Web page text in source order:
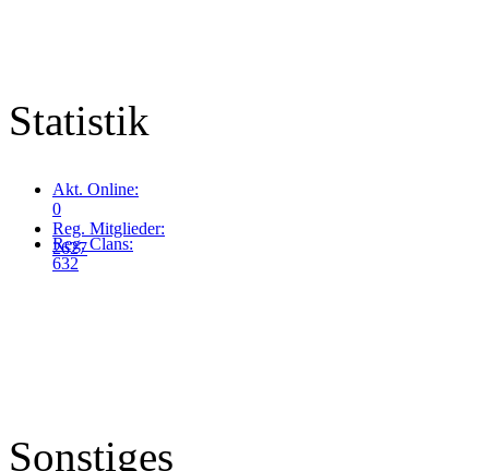
Statistik
Akt. Online:
0
Reg. Mitglieder:
2627
Reg. Clans:
632
Sonstiges